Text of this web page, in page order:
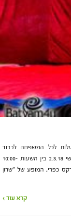
לכל המשפחה לכבוד
פורים. האירוע מרכזי: הפנינג פורים לכל המשפחה, יום שישי 2.3.18 בין השעות 10:00-
נורדאו 17. המופעים: קרקס כפרי, המופע של "שרון
קרא עוד ›